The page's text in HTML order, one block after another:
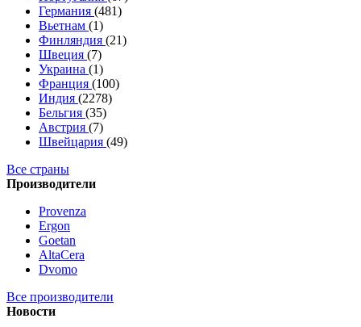
Германия (481)
Вьетнам (1)
Финляндия (21)
Швеция (7)
Украина (1)
Франция (100)
Индия (2278)
Бельгия (35)
Австрия (7)
Швейцария (49)
Все страны
Производители
Provenza
Ergon
Goetan
AltaСera
Dvomo
Все производители
Новости